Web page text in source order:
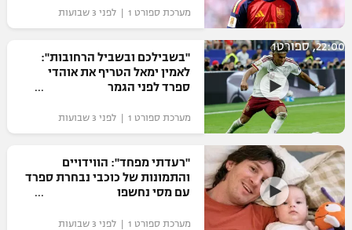
מערכת ספורט 1 | לפני 3 שבועות
22:00, ספורט1
"בשבילכם ובשביל הרחובות":
לאמין ימאל הטריף את אוהדי
ספרד לפני הגמר
מערכת ספורט 1 | לפני 3 שבועות
"רעדתי מפחד": הווידויים
והתמונות של כוכבי נבחרת ספרד
עם מסי נחשפו
מערכת ספורט 1 | לפני 3 שבועות